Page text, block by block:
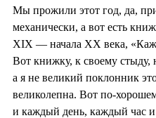
Мы прожили этот год, да,
механически, а вот есть
XIX — начала XX века,
Вот книжку, к своему стыду,
а я не великий поклонник
великолепна. Вот по-
и каждый день, каждый час